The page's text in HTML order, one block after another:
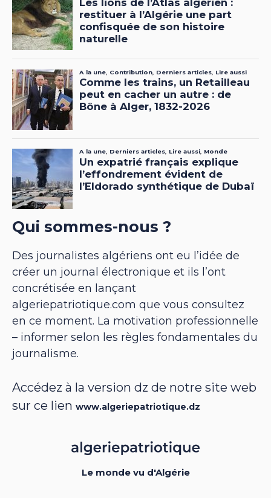
Qui sommes-nous ?
Des journalistes algériens ont eu l’idée de
créer un journal électronique et ils l’ont
concrétisée en lançant
algeriepatriotique.com que vous consultez
en ce moment. La motivation professionnelle
– informer selon les règles fondamentales du
journalisme.
Accédez à la version dz de notre site web
sur ce lien www.algeriepatriotique.dz
Le monde vu d'Algérie